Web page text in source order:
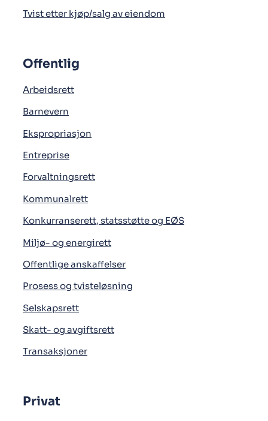
Tvist etter kjøp/salg av eiendom
Offentlig
Arbeidsrett
Barnevern
Ekspropriasjon
Entreprise
Forvaltningsrett
Kommunalrett
Konkurranserett, statsstøtte og EØS
Miljø- og energirett
Offentlige anskaffelser
Prosess og tvisteløsning
Selskapsrett
Skatt- og avgiftsrett
Transaksjoner
Privat